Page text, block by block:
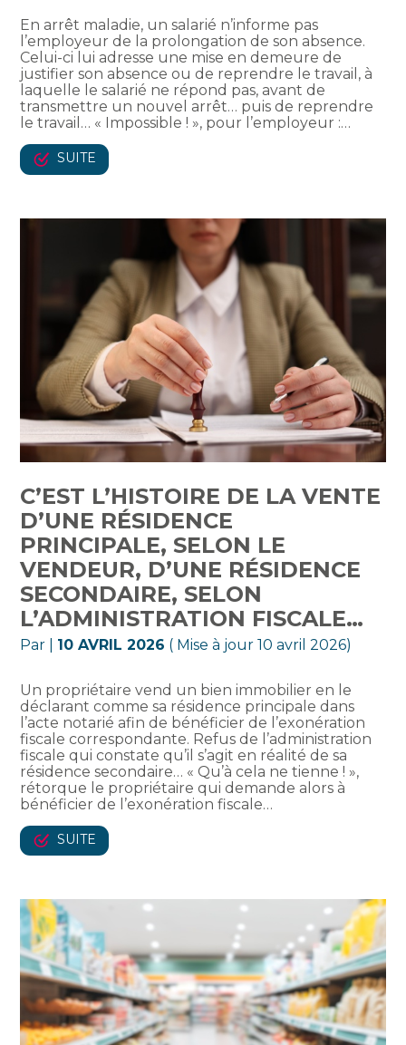
En arrêt maladie, un salarié n’informe pas
l’employeur de la prolongation de son absence.
Celui-ci lui adresse une mise en demeure de
justifier son absence ou de reprendre le travail, à
laquelle le salarié ne répond pas, avant de
transmettre un nouvel arrêt… puis de reprendre
le travail… « Impossible ! », pour l’employeur :…
SUITE
C’EST L’HISTOIRE DE LA VENTE
D’UNE RÉSIDENCE
PRINCIPALE, SELON LE
VENDEUR, D’UNE RÉSIDENCE
SECONDAIRE, SELON
L’ADMINISTRATION FISCALE…
Par 10 AVRIL 2026 ( Mise à jour 10 avril 2026)
Un propriétaire vend un bien immobilier en le
déclarant comme sa résidence principale dans
l’acte notarié afin de bénéficier de l’exonération
fiscale correspondante. Refus de l’administration
fiscale qui constate qu’il s’agit en réalité de sa
résidence secondaire… « Qu’à cela ne tienne ! »,
rétorque le propriétaire qui demande alors à
bénéficier de l’exonération fiscale…
SUITE